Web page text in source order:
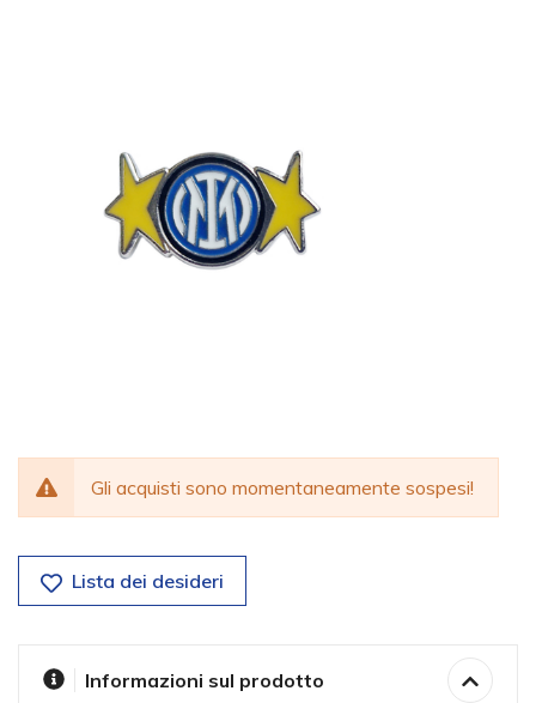
Gli acquisti sono momentaneamente sospesi!
Lista dei desideri
Informazioni sul prodotto